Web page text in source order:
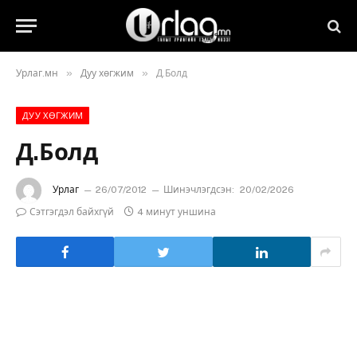
Урлаг.мн » Дуу хөгжим » Д.Болд
ДУУ ХӨГЖИМ
Д.Болд
Урлаг 26/07/2012 Шинэчлэгдсэн: 20/02/2026
Сэтгэгдэл байхгүй
4 минут уншина